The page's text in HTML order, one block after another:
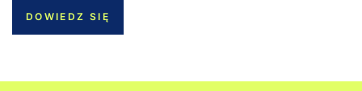
DOWIEDZ SIĘ